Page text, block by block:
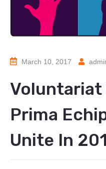
March 10, 2017
Voluntariat
Prima
Unite In